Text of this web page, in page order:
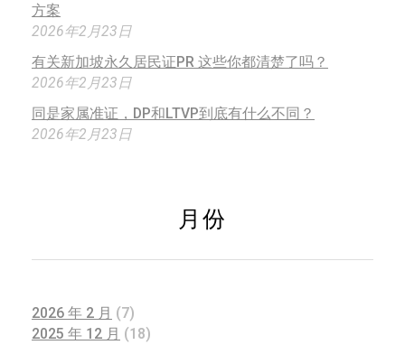
方案
2026年2月23日
有关新加坡永久居民证PR 这些你都清楚了吗？
2026年2月23日
同是家属准证，DP和LTVP到底有什么不同？
2026年2月23日
月份
2026 年 2 月 (7)
2025 年 12 月 (18)